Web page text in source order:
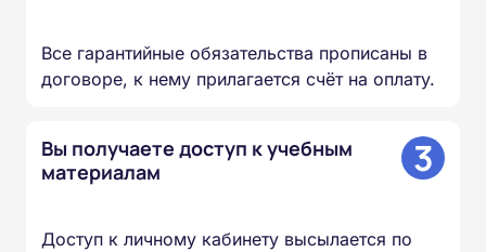
Все гарантийные обязательства прописаны в
договоре, к нему прилагается счёт на оплату.
Вы получаете доступ к учебным
материалам
3
Доступ к личному кабинету высылается по